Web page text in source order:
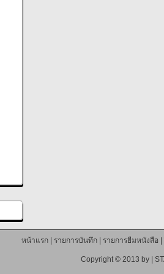
หน้าแรก| รายการบันทึก| รายการยืมหนังสือ
Copyright © 2013 by |